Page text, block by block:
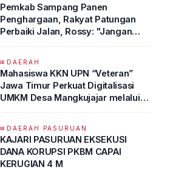
Pemkab Sampang Panen
Penghargaan, Rakyat Patungan
Perbaiki Jalan, Rossy: "Jangan
DAERAH
Mahasiswa KKN UPN “Veteran”
Jawa Timur Perkuat Digitalisasi
UMKM Desa Mangkujajar melalui
DAERAH PASURUAN
KAJARI PASURUAN EKSEKUSI
DANA KORUPSI PKBM CAPAI
KERUGIAN 4 M